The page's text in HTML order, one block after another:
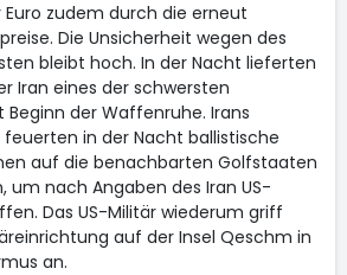
zudem durch die erneut
Die Unsicherheit wegen des
bleibt hoch. In der Nacht lieferten
Iran eines der schwersten
der Waffenruhe. Irans
in der Nacht ballistische
auf die benachbarten Golfstaaten
um nach Angaben des Iran US-
Das US-Militär wiederum griff
auf der Insel Qeschm in
an.